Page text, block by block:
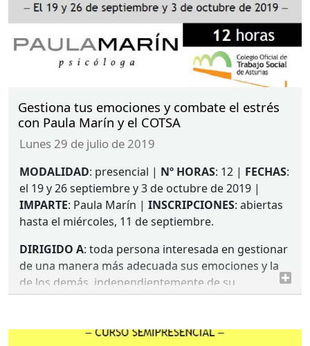
Gestiona tus emociones y combate el estrés
con Paula Marín y el COTSA
lunes 29 de julio de 2019
MODALIDAD: presencial | Nº HORAS: 12 | FECHAS:
el 19 y 26 septiembre y 3 de octubre de 2019 |
IMPARTE: Paula Marín | INSCRIPCIONES: abiertas
hasta el miércoles, 11 de septiembre.
DIRIGIDO A: toda persona interesada en gestionar
de una manera más adecuada sus emociones y la
de los demás, independientemente de su
formación de base.
Toda la información e inscripciones aquí